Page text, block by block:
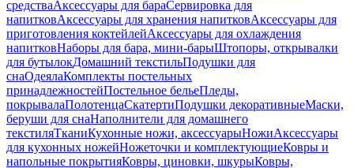
средстваАксессуары для бараСервировка для
напитковАксессуары для хранения напитковАксессуары для
приготовления коктейлейАксессуары для охлаждения
напитковНаборы для бара, мини-барыШтопоры, открывалки
для бутылокДомашний текстильПодушки для
снаОдеялаКомплекты постельных
принадлежностейПостельное бельеПледы,
покрывалаПолотенцаСкатертиПодушки декоративныеМаски,
беруши для снаНаполнители для домашнего
текстиляТканиКухонные ножи, аксессуарыНожиАксессуары
для кухонных ножейНожеточки и комплектующиеКовры и
напольные покрытияКовры, циновки, шкурыКовры,